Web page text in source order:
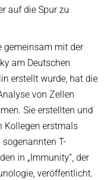
auf die Spur zu
gemeinsam mit der
am Deutschen
erstellt wurde, hat die
von Zellen
Sie erstellten und
Kollegen erstmals
T-
in „Immunity“, der
veröffentlicht.